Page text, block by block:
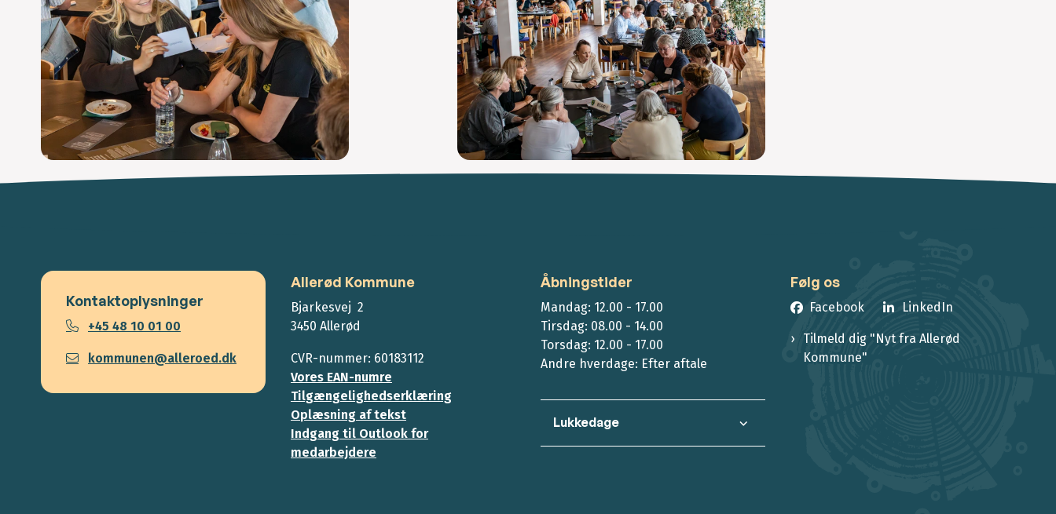
Kontaktoplysninger
+45 48 10 01 00
kommunen@alleroed.dk
Allerød Kommune
Bjarkesvej 2
3450 Allerød
CVR-nummer: 60183112
Vores EAN-numre
Tilgængelighedserklæring
Oplæsning af tekst
Indgang til Outlook for
medarbejdere
Åbningstider
Mandag: 12.00 - 17.00
Tirsdag: 08.00 - 14.00
Torsdag: 12.00 - 17.00
Andre hverdage: Efter aftale
Lukkedage
Følg os
Facebook LinkedIn
Tilmeld dig "Nyt fra Allerød
Kommune"